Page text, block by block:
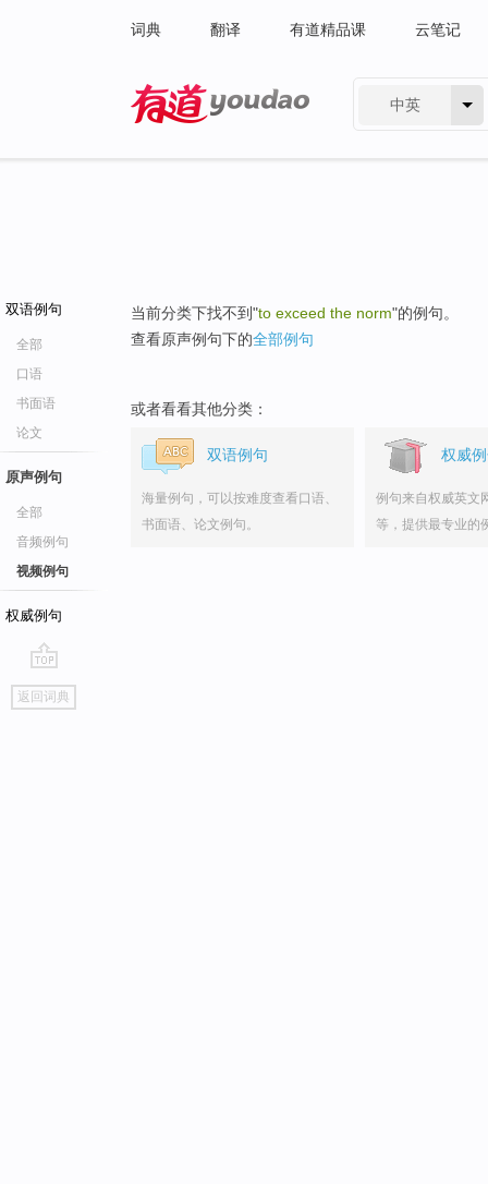
词典 翻译 有道精品课 云笔记
中英
双语例句
全部
口语
书面语
论文
原声例句
全部
音频例句
视频例句
权威例句
go
top
返回词典
当前分类下找不到"to exceed the norm"的例句。
查看原声例句下的全部例句
或者看看其他分类：
双语例句
海量例句，可以按难度查看口语、
书面语、论文例句。
权威
例句来自权威英文
等，提供最专业的